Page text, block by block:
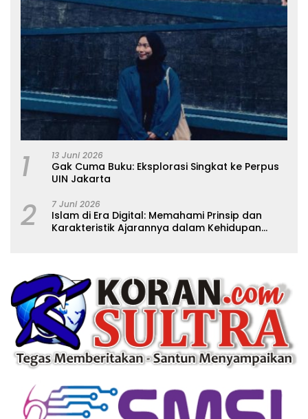
1 13 Juni 2026
Gak Cuma Buku: Eksplorasi Singkat ke Perpus
UIN Jakarta
2 7 Juni 2026
Islam di Era Digital: Memahami Prinsip dan
Karakteristik Ajarannya dalam Kehidupan